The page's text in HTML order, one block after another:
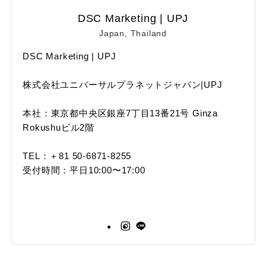
DSC Marketing | UPJ
Japan, Thailand
DSC Marketing | UPJ
株式会社ユニバーサルプラネットジャパン|UPJ
本社：東京都中央区銀座7丁目13番21号 Ginza
Rokushuビル2階
TEL：＋81 50-6871-8255
受付時間：平日10:00〜17:00